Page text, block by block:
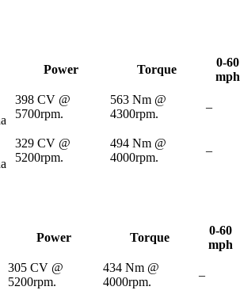
Power Torque
0-60
mph
398 CV @
5700rpm.
563 Nm @
4300rpm.
–
329 CV @
5200rpm.
494 Nm @
4000rpm.
–
Power Torque
0-60
mph
305 CV @
5200rpm.
434 Nm @
4000rpm.
–